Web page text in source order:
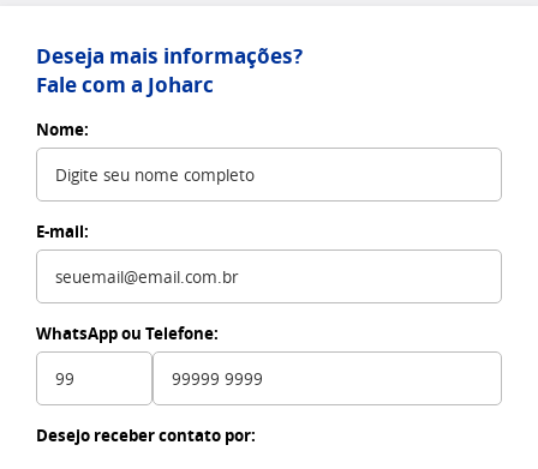
Deseja mais informações?
Fale com a Joharc
Nome:
E-mail:
WhatsApp ou Telefone:
Desejo receber contato por: